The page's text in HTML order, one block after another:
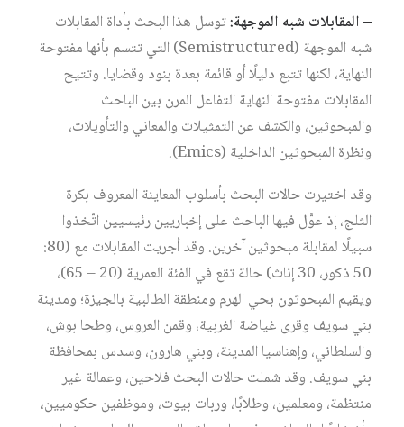
–المقابلات شبه الموجهة:توسل هذا البحث بأداة المقابلات
شبه الموجهة (Semistructured) التي تتسم بأنها مفتوحة
النهاية، لكنها تتبع دليلًا أو قائمة بعدة بنود وقضايا. وتتيح
المقابلات مفتوحة النهاية التفاعل المرن بين الباحث
والمبحوثين، والكشف عن التمثيلات والمعاني والتأويلات،
ونظرة المبحوثين الداخلية (Emics).
وقد اختيرت حالات البحث بأسلوب المعاينة المعروف بكرة
الثلج، إذ عوَّل فيها الباحث على إخباريين رئيسيين اتّخذوا
سبيلًا لمقابلة مبحوثين آخرين. وقد أجريت المقابلات مع (80:
50 ذكور، 30 إناث) حالة تقع في الفئة العمرية (20 – 65)،
ويقيم المبحوثون بحي الهرم ومنطقة الطالبية بالجيزة؛ ومدينة
بني سويف وقرى غياضة الغربية، وقمن العروس، وطحا بوش،
والسلطاني، وإهناسيا المدينة، وبني هارون، وسدس بمحافظة
بني سويف. وقد شملت حالات البحث فلاحين، وعمالة غير
منتظمة، ومعلمين، وطلابًا، وربات بيوت، وموظفين حكوميين،